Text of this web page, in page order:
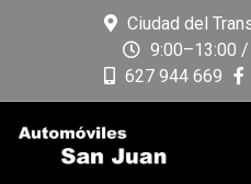
Ciudad del
9:00–13:00
627 944 669